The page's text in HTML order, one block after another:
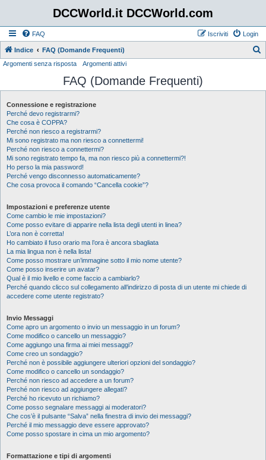
DCCWorld.it DCCWorld.com
FAQ Login
Iscriviti
Indice FAQ (Domande Frequenti)
c
Argomenti senza risposta Argomenti attivi
FAQ (Domande Frequenti)
Connessione e registrazione
Perché devo registrarmi?
Che cosa è COPPA?
Perché non riesco a registrarmi?
Mi sono registrato ma non riesco a connettermi!
Perché non riesco a connettermi?
Mi sono registrato tempo fa, ma non riesco più a connettermi?!
Ho perso la mia password!
Perché vengo disconnesso automaticamente?
Che cosa provoca il comando “Cancella cookie”?
Impostazioni e preferenze utente
Come cambio le mie impostazioni?
Come posso evitare di apparire nella lista degli utenti in linea?
L’ora non è corretta!
Ho cambiato il fuso orario ma l’ora è ancora sbagliata
La mia lingua non è nella lista!
Come posso mostrare un’immagine sotto il mio nome utente?
Come posso inserire un avatar?
Qual è il mio livello e come faccio a cambiarlo?
Perché quando clicco sul collegamento all’indirizzo di posta di un utente mi chiede di
accedere come utente registrato?
Invio Messaggi
Come apro un argomento o invio un messaggio in un forum?
Come modifico o cancello un messaggio?
Come aggiungo una firma ai miei messaggi?
Come creo un sondaggio?
Perché non è possibile aggiungere ulteriori opzioni del sondaggio?
Come modifico o cancello un sondaggio?
Perché non riesco ad accedere a un forum?
Perché non riesco ad aggiungere allegati?
Perché ho ricevuto un richiamo?
Come posso segnalare messaggi ai moderatori?
Che cos’è il pulsante “Salva” nella finestra di invio dei messaggi?
Perché il mio messaggio deve essere approvato?
Come posso spostare in cima un mio argomento?
Formattazione e tipi di argomenti